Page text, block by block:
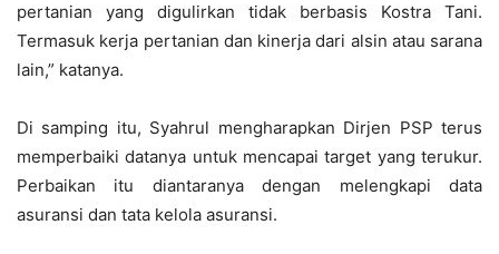
pertanian yang digulirkan tidak berbasis Kostra Tani.
Termasuk kerja pertanian dan kinerja dari alsin atau sarana
lain,” katanya.
Di samping itu, Syahrul mengharapkan Dirjen PSP terus
memperbaiki datanya untuk mencapai target yang terukur.
Perbaikan itu diantaranya dengan melengkapi data
asuransi dan tata kelola asuransi.